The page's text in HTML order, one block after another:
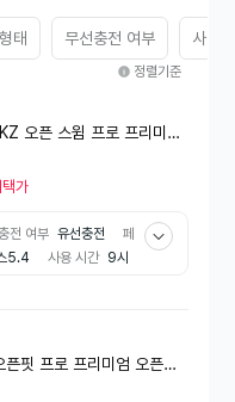
태 무선충전 여부 사용
정렬기준
오픈 스윔 프로 프리미엄
[레드][S710]
가
전 여부 유선충전
페
5.4 사용 시간 9시
핏 프로 프리미엄 오픈형
][T010][2년AS]